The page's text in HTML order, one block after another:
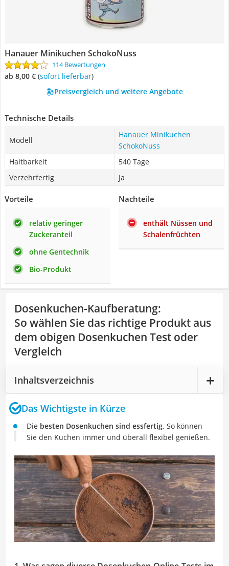
Hanauer Minikuchen SchokoNuss
114 Bewertungen
ab 8,00 € ( Sofort lieferbar)
Preisvergleich und weitere Angebote
Technische Details
Modell
Hanauer Minikuchen
SchokoNuss
Haltbarkeit
540 Tage
Verzehrfertig
Ja
Vorteile
relativ geringer
Zuckeranteil
ohne Gentechnik
Bio-Produkt
Nachteile
enthält Nüssen und
Schalenfrüchten
Dosenkuchen-Kaufberatung:
So wählen Sie das richtige Produkt aus
dem obigen Dosenkuchen Test oder
Vergleich
Inhaltsverzeichnis
Das Wichtigste in Kürze
Die besten Dosenkuchen sind essfertig. So können
Sie den Kuchen immer und überall flexibel genießen.